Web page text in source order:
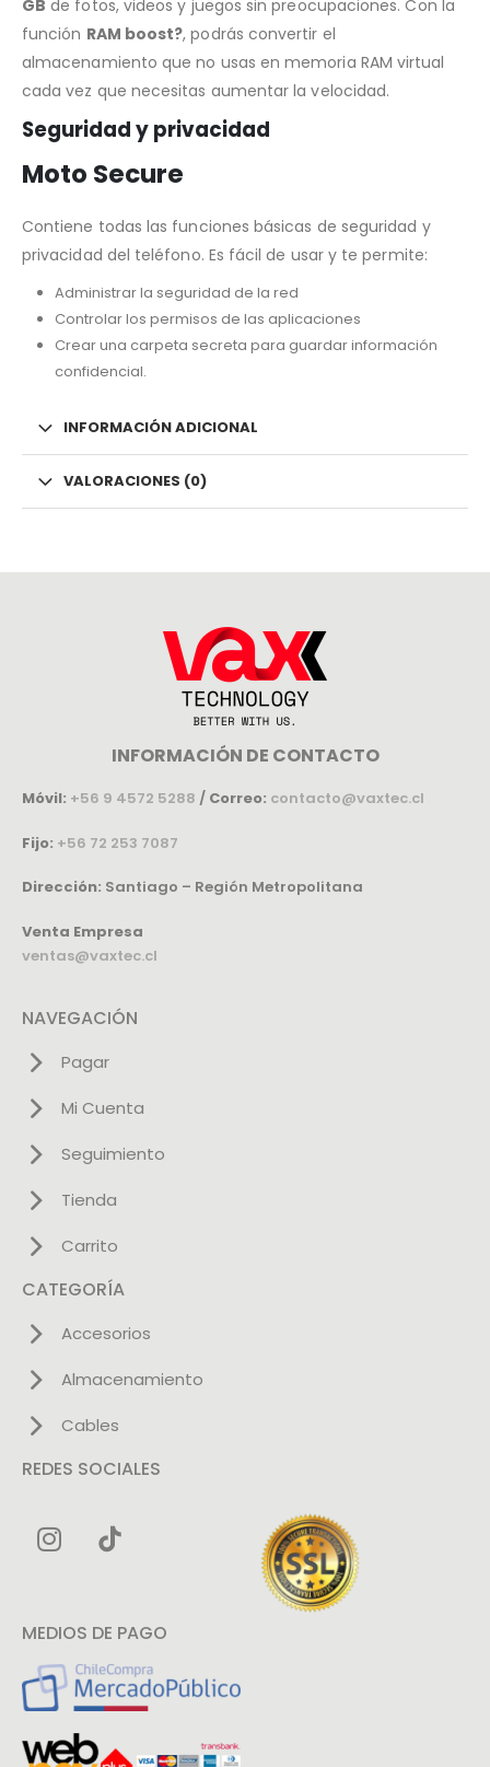
GB de fotos, videos y juegos sin preocupaciones. Con la
función RAM boost?, podrás convertir el
almacenamiento que no usas en memoria RAM virtual
cada vez que necesitas aumentar la velocidad.
Seguridad y privacidad
Moto Secure
Contiene todas las funciones básicas de seguridad y
privacidad del teléfono. Es fácil de usar y te permite:
Administrar la seguridad de la red
Controlar los permisos de las aplicaciones
Crear una carpeta secreta para guardar información
confidencial.
INFORMACIÓN ADICIONAL
VALORACIONES (0)
INFORMACIÓN DE CONTACTO
Móvil: +56 9 4572 5288 / Correo: contacto@vaxtec.cl
Fijo: +56 72 253 7087
Dirección: Santiago – Región Metropolitana
Venta Empresa
ventas@vaxtec.cl
NAVEGACIÓN
Pagar
Mi Cuenta
Seguimiento
Tienda
Carrito
CATEGORÍA
Accesorios
Almacenamiento
Cables
REDES SOCIALES
MEDIOS DE PAGO